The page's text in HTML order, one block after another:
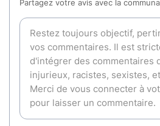
Partagez votre avis avec la